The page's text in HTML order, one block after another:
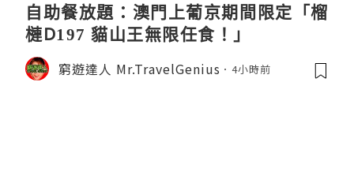
自助餐放題：澳門上葡京期間限定「榴
槤D197 貓山王無限任食！」
窮遊達人 Mr.TravelGenius 4小時前